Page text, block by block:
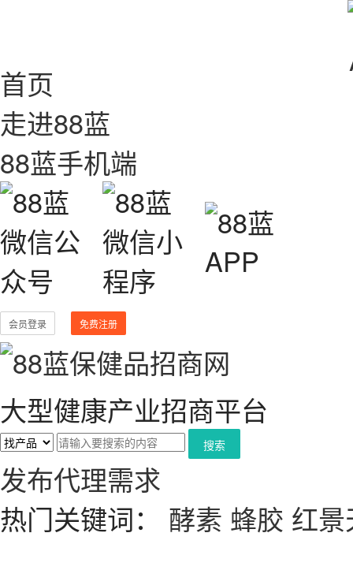
首页
走进88蓝
88蓝手机端
会员登录 免费注册
大型健康产业招商平台
搜索
发布代理需求
热门关键词： 酵素 蜂胶 红景